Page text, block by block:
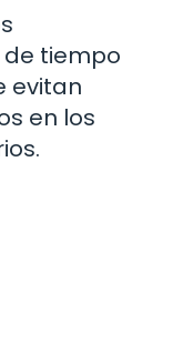
tiempo
evitan
en los